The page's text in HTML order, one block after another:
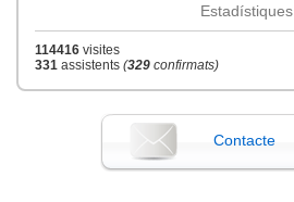
Estadístiques
114416 visites
331 assistents (329 confirmats)
Contacte